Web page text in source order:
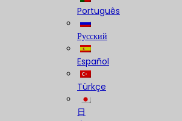
Português
Русский
Español
Türkçe
日